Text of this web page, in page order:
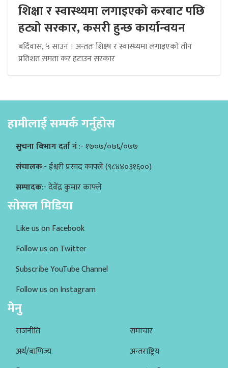
शिक्षा र स्वास्थ्यमा लगाइएको करबाट पछि
हट्यो सरकार, कसरी हुन्छ कार्यान्वयन
बर्दिवास, ५ साउन । अन्ततः शिक्ष्ष र स्वास्थ्यमा लगाइएको तीन
प्रतिशत समता कर हटाउन सरकार
हामीलाई सम्पर्क गर्नुहोस
सुचना बिभाग दर्ता नं:- १७०७/०७६/०७७
संचालक:- ईश्वरी प्रसाद काफ्ले (९८४४०३१६००)
सम्पादक:- देवेंद्र कुमार काफ्ले
सोसल मिडिया
Like us on Facebook
Follow us on Twitter
Subscribe YouTube Channel
Follow us on Instagram
मेनु
राजनीति
अर्थ/बाणिज्य
समाचार
अन्तराष्ट्रिय